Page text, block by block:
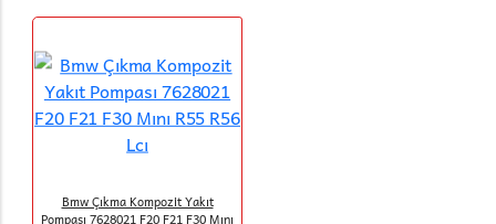
Bmw Çıkma Kompozit Yakıt
Pompası 7628021 F20 F21 F30 Mını